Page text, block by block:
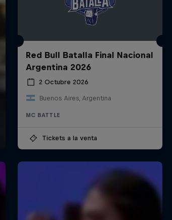
Red Bull Batalla Final Nacional
Argentina 2026
2 Octubre 2026
Buenos Aires, Argentina
MC BATTLE
Tickets a la venta